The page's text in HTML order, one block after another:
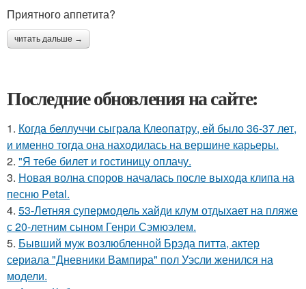
Приятного аппетита?
читать дальше →
Последние обновления на сайте:
1. Когда беллуччи сыграла Клеопатру, ей было 36-37 лет,
и именно тогда она находилась на вершине карьеры.
2. "Я тебе билет и гостиницу оплачу.
3. Новая волна споров началась после выхода клипа на
песню Petal.
4. 53-Летняя супермодель хайди клум отдыхает на пляже
с 20-летним сыном Генри Сэмюэлем.
5. Бывший муж возлюбленной Брэда питта, актер
сериала "Дневники Вампира" пол Уэсли женился на
модели.